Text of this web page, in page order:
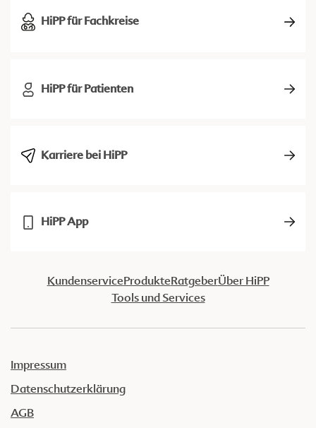
HiPP für Fachkreise
HiPP für Patienten
Karriere bei HiPP
HiPP App
KundenserviceProdukteRatgeberÜber HiPP
Tools und Services
Impressum
Datenschutzerklärung
AGB